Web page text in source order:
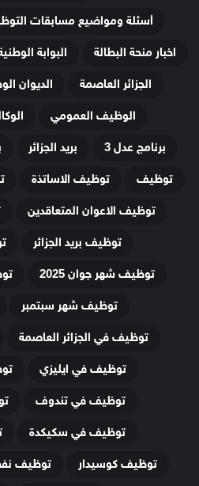
أسئلة ومواضيع مسابقات
اخبار منحة البطالة
البوابة
الجزائر العاصمة
الديوان
الوظيف العمومي
برنامج عدل 3
بريد الجزائر
توظيف
توظيف الاساتذة
توظيف الاعوان المتعاقدين
توظيف بريد الجزائر
توظيف شهر جوان 2025
توظيف شهر سبتمبر
توظيف في الجزائر العاصمة
توظيف في ايليزي
توظيف في تندوف
توظيف في سكيكدة
توظيف كوسيدار
توظيف